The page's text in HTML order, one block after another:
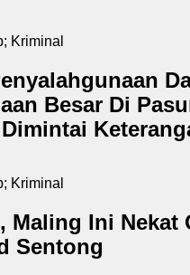
Kriminal
Besar Di
Kriminal
Maling Ini Nekat
Sentong